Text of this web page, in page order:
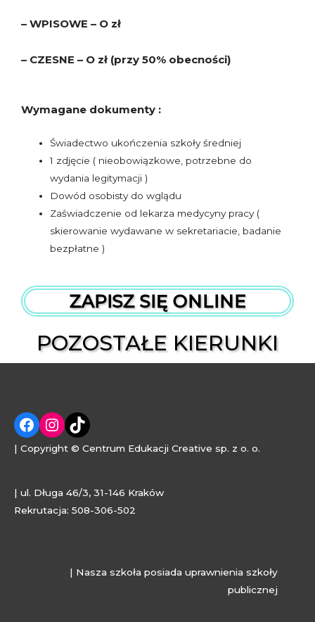
– WPISOWE – O zł
– CZESNE – O zł (przy 50% obecności)
Wymagane dokumenty :
Świadectwo ukończenia szkoły średniej
1 zdjęcie ( nieobowiązkowe, potrzebne do
wydania legitymacji )
Dowód osobisty do wglądu
Zaświadczenie od lekarza medycyny pracy (
skierowanie wydawane w sekretariacie, badanie
bezpłatne )
ZAPISZ SIĘ ONLINE
POZOSTAŁE KIERUNKI
| Copyright © Centrum Edukacji Creative sp. z o. o.
| ul. Długa 46/3, 31-146 Kraków
Rekrutacja: 508-306-502
| Nasza szkoła posiada uprawnienia szkoły
publicznej